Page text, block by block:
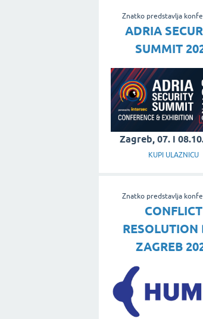
Znatko predstavlja
ADRIA
SUMMIT
Zagreb, 07. i
KUPI ULAZNICU
Znatko predstavlja
CONFLICT
RESOLUTION
ZAGREB